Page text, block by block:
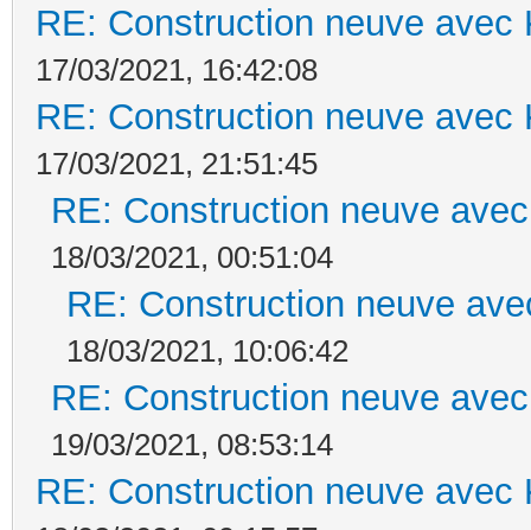
RE: Construction neuve avec
17/03/2021, 16:42:08
RE: Construction neuve avec
17/03/2021, 21:51:45
RE: Construction neuve
18/03/2021, 00:51:04
RE: Construction neuve
18/03/2021, 10:06:42
RE: Construction neuve
19/03/2021, 08:53:14
RE: Construction neuve avec